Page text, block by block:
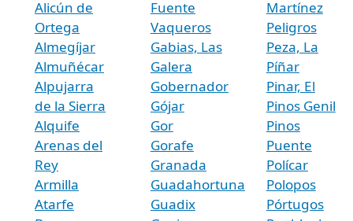
Alicún de
Ortega
Almegíjar
Almuñécar
Alpujarra
de la Sierra
Alquife
Arenas del
Rey
Armilla
Atarfe
Fuente
Vaqueros
Gabias, Las
Galera
Gobernador
Gójar
Gor
Gorafe
Granada
Guadahortuna
Guadix
Martínez
Peligros
Peza, La
Píñar
Pinar, El
Pinos Genil
Pinos
Puente
Polícar
Polopos
Pórtugos